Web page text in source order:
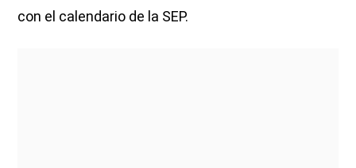
con el calendario de la SEP.